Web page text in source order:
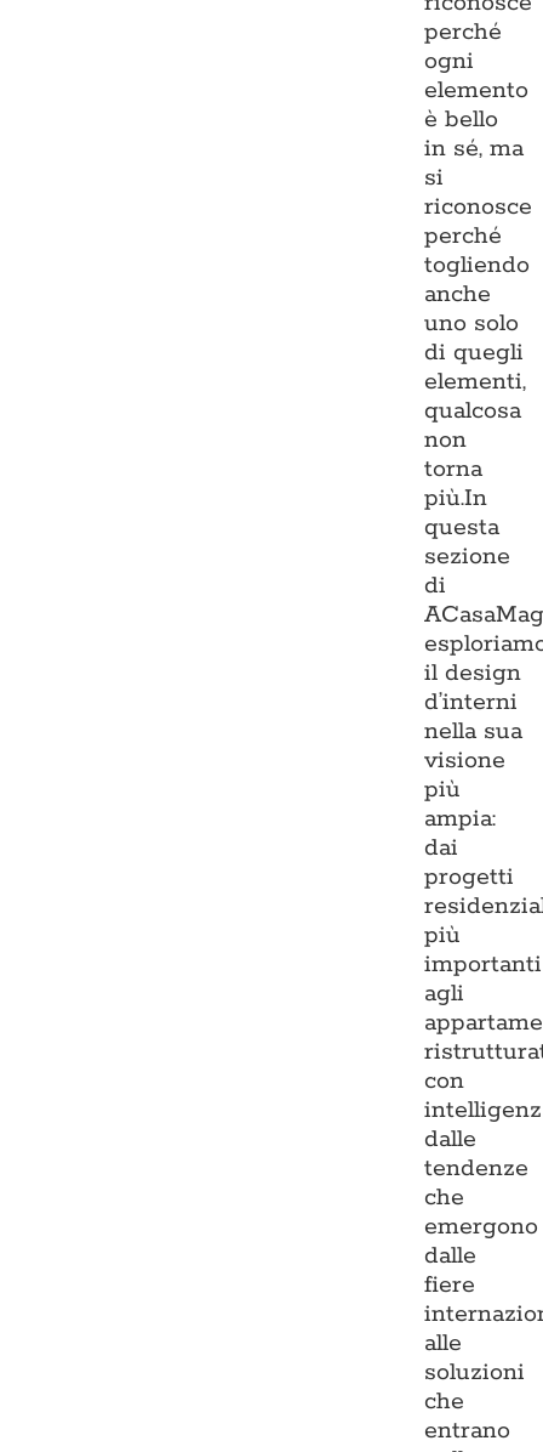
perché
ogni
elemento
è bello
in sé, ma
si
riconosce
perché
togliendo
anche
uno solo
di quegli
elementi,
qualcosa
non
torna
più.In
questa
sezione
di
il design
d’interni
nella sua
visione
più
ampia:
dai
progetti
più
importanti
agli
con
dalle
tendenze
che
emergono
dalle
fiere
alle
soluzioni
che
entrano